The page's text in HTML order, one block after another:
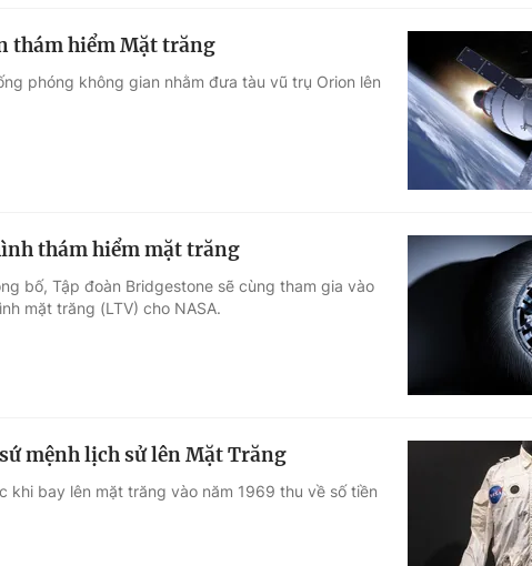
thám hiểm Mặt trăng
phóng không gian nhằm đưa tàu vũ trụ Orion lên
thám hiểm mặt trăng
bố, Tập đoàn Bridgestone sẽ cùng tham gia vào
mặt trăng (LTV) cho NASA.
mệnh lịch sử lên Mặt Trăng
khi bay lên mặt trăng vào năm 1969 thu về số tiền